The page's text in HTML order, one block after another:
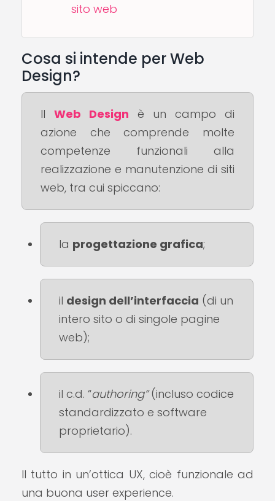
sito web
Cosa si intende per Web
Design?
Il Web Design è un campo di
azione che comprende molte
competenze funzionali alla
realizzazione e manutenzione di siti
web, tra cui spiccano:
la progettazione grafica;
il design dell’interfaccia (di un
intero sito o di singole pagine
web);
il c.d. “authoring”(incluso codice
standardizzato e software
proprietario).
Il tutto in un’ottica UX, cioè funzionale ad
una buona user experience.